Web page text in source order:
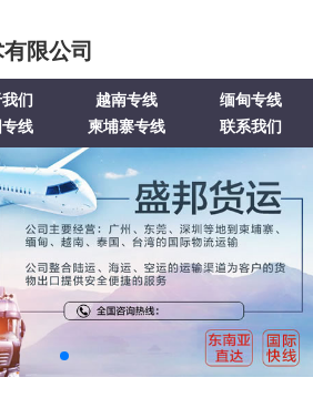
限公司
们 越南专线
缅甸专线
线 柬埔寨专线 联系我们